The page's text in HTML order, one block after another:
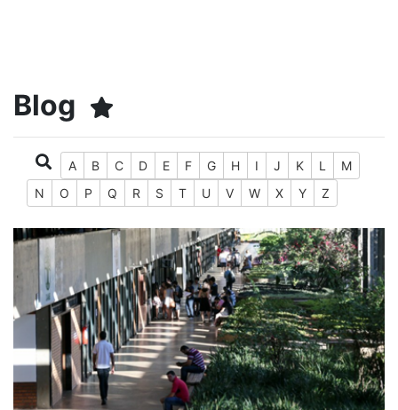
Blog
A B C D E F G H I J K L
M
N
O P Q R S T U V W X Y Z